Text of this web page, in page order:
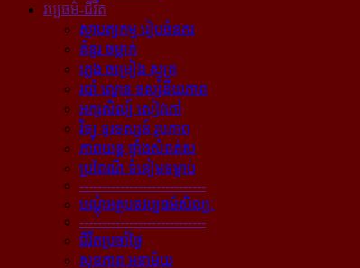
វប្បធម៌-ជីវិត
ស្ថាបត្យកម្ម រៀបចំនគរ
គំនូរ ចម្លាក់
ភ្លេង ចម្រៀង ស្មូត្រ
របាំ ល្ខោន ទស្សនីយភាព
អក្សសិល្ប៍ សៀវភៅ
វិទ្យុ ទូរទស្សន៍ រូបភាព
ភាពយន្ដ ផ្ទាំងសំពត់ស
ប្រពៃណី ទំនៀមទម្លាប់
----------------------------
បណ្ដុំអត្ថបទវប្បធម៌សិល្បៈ
----------------------------
ជីវិតប្រចាំថ្ងៃ
សុខភាព អនាម័យ